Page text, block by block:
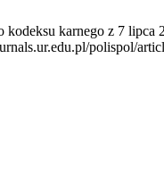
karnego z 7
polispol/